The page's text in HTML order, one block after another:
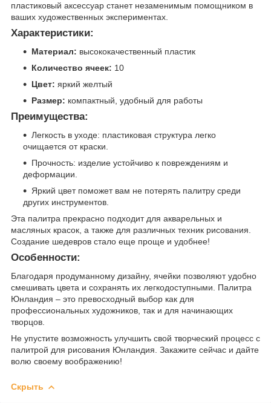
пластиковый аксессуар станет незаменимым помощником в
ваших художественных экспериментах.
Характеристики:
Материал: высококачественный пластик
Количество ячеек: 10
Цвет: яркий желтый
Размер: компактный, удобный для работы
Преимущества:
Легкость в уходе: пластиковая структура легко
очищается от краски.
Прочность: изделие устойчиво к повреждениям и
деформации.
Яркий цвет поможет вам не потерять палитру среди
других инструментов.
Эта палитра прекрасно подходит для акварельных и
масляных красок, а также для различных техник рисования.
Создание шедевров стало еще проще и удобнее!
Особенности:
Благодаря продуманному дизайну, ячейки позволяют удобно
смешивать цвета и сохранять их легкодоступными. Палитра
Юнландия – это превосходный выбор как для
профессиональных художников, так и для начинающих
творцов.
Не упустите возможность улучшить свой творческий процесс с
палитрой для рисования Юнландия. Закажите сейчас и дайте
волю своему воображению!
Скрыть